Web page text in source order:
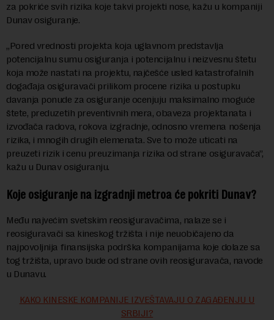
za pokriće svih rizika koje takvi projekti nose, kažu u kompaniji
Dunav osiguranje.
„Pored vrednosti projekta koja uglavnom predstavlja
potencijalnu sumu osiguranja i potencijalnu i neizvesnu štetu
koja može nastati na projektu, najčešće usled katastrofalnih
događaja osiguravači prilikom procene rizika u postupku
davanja ponude za osiguranje ocenjuju maksimalno moguće
štete, preduzetih preventivnih mera, obaveza projektanata i
izvođača radova, rokova izgradnje, odnosno vremena nošenja
rizika, i mnogih drugih elemenata. Sve to može uticati na
preuzeti rizik i cenu preuzimanja rizika od strane osiguravača”,
kažu u Dunav osiguranju.
Koje osiguranje na izgradnji metroa će pokriti Dunav?
Među najvećim svetskim reosiguravačima, nalaze se i
reosiguravači sa kineskog tržišta i nije neuobičajeno da
najpovoljnija finansijska podrška kompanijama koje dolaze sa
tog tržišta, upravo bude od strane ovih reosiguravača, navode
u Dunavu.
KAKO KINESKE KOMPANIJE IZVEŠTAVAJU O ZAGAĐENJU U
SRBIJI?